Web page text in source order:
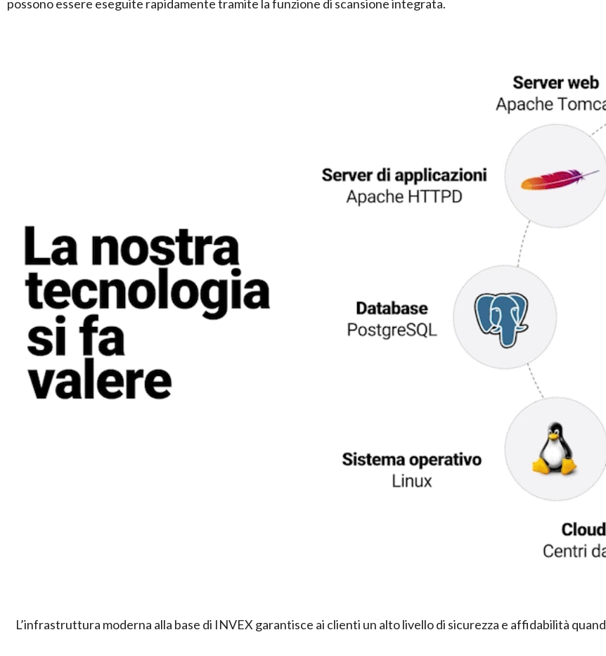
possono essere eseguite rapidamente tramite la funzione di scansione integrata.
L’infrastruttura moderna alla base di INVEX garantisce ai clienti un alto livello di sicurezza e affidabilità